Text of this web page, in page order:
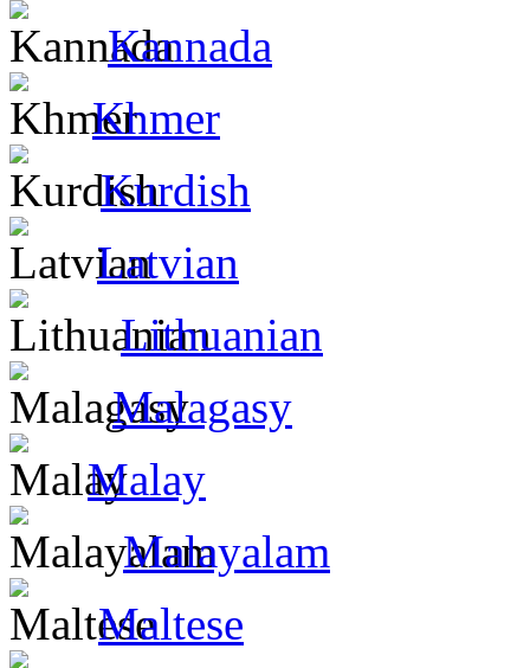
Kannada
Khmer
Kurdish
Latvian
Lithuanian
Malagasy
Malay
Malayalam
Maltese